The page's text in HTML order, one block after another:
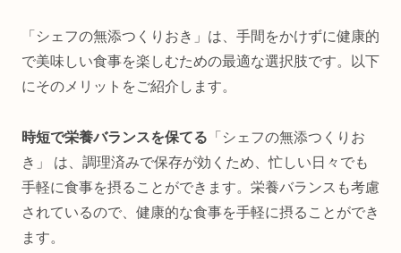
「シェフの無添つくりおき」は、手間をかけずに健康的
で美味しい食事を楽しむための最適な選択肢です。以下
にそのメリットをご紹介します。
時短で栄養バランスを保てる 「シェフの無添つくりお
き」 は、調理済みで保存が効くため、忙しい日々でも
手軽に食事を摂ることができます。栄養バランスも考慮
されているので、健康的な食事を手軽に摂ることができ
ます。